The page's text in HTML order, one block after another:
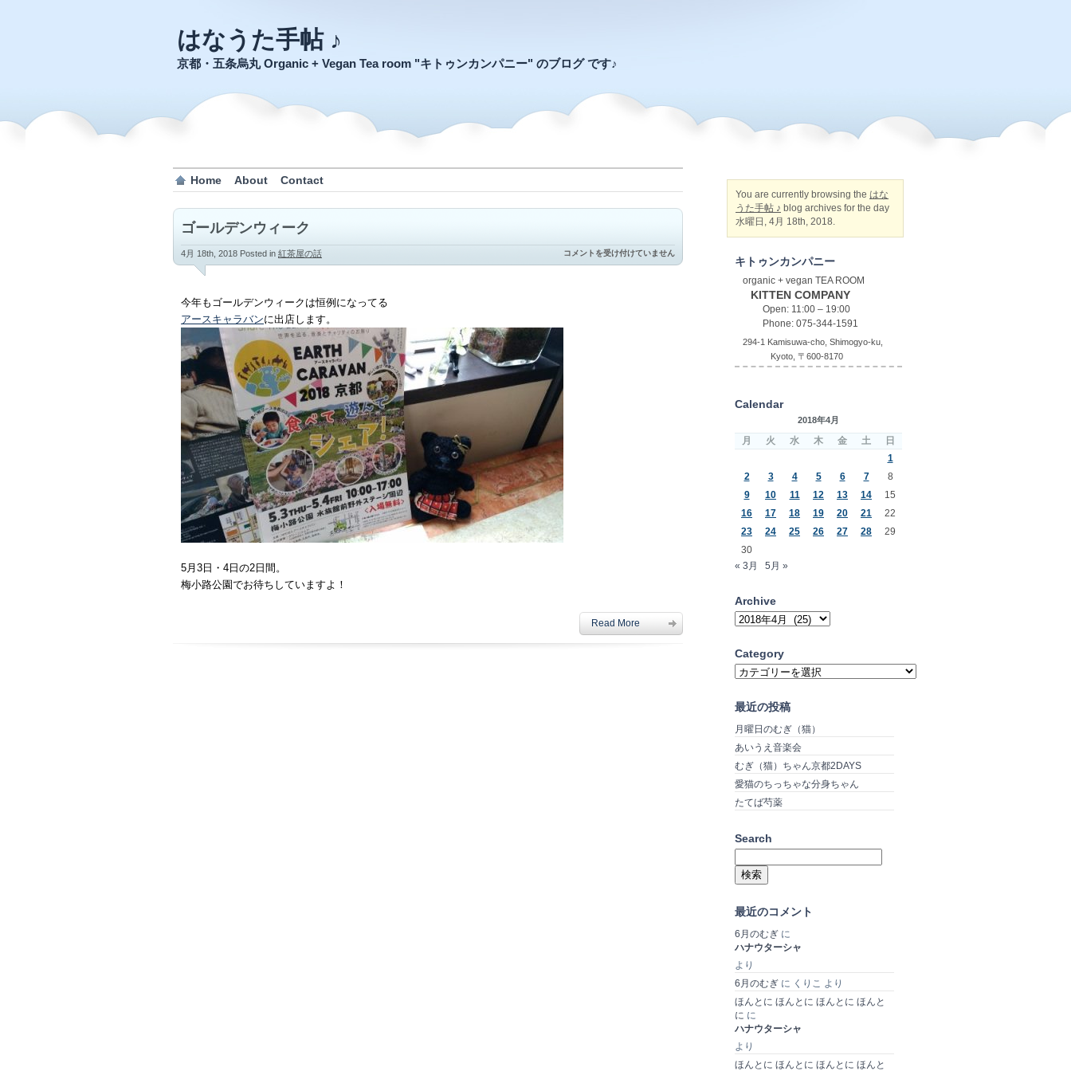
はなうた手帖 ♪
京都・五条烏丸 Organic + Vegan Tea room "キトゥンカンパニー" のブログ です♪
Home About Contact
ゴールデンウィーク
4月 18th, 2018 Posted in 紅茶屋の話
ゴ
ー
ー
コメントを受け付けていません
今年もゴールデンウィークは恒例になってる
アースキャラバンに出店します。
5月3日・4日の2日間。
梅小路公園でお待ちしていますよ！
Read More
You are currently browsing the はな
うた手帖 ♪ blog archives for the day
水曜日, 4月 18th, 2018.
キトゥンカンパニー
organic + vegan TEA ROOM
KITTEN COMPANY
Open: 11:00 – 19:00
Phone: 075-344-1591
294-1 Kamisuwa-cho, Shimogyo-ku,
Kyoto, 〒600-8170
Calendar
2018年4月
月 火 水 木 金 土
日
1
2
3 4 5 6 7
8
9
10 11 12 13 14
15
16
17 18 19 20 21
22
23
24 25 26 27 28
29
30
« 3月
5月 »
Archive
Archive
Category
Category
最近の投稿
月曜日のむぎ（猫）
あいうえ音楽会
むぎ（猫）ちゃん京都2DAYS
愛猫のちっちゃな分身ちゃん
たてば芍薬
Search
索:
最近のコメント
6月のむぎ に
ハナウターシャ
より
6月のむぎ に くりこ より
ほんとに ほんとに ほんとに ほんと
に に
ハナウターシャ
より
ほんとに ほんとに ほんとに ほんと